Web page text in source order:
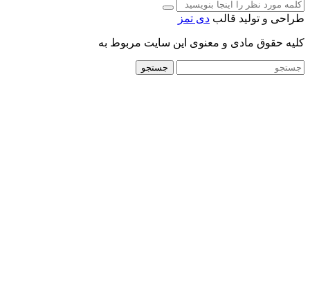
طراحی و تولید قالب دی تمز
کلیه حقوق مادی و معنوی این سایت مربوط به
جستجو